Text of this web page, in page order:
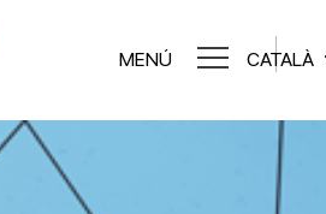
MENÚ CATALÀ